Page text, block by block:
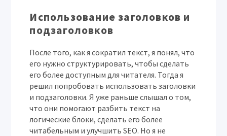
Использование заголовков и
подзаголовков
После того, как я сократил текст, я понял, что
его нужно структурировать, чтобы сделать
его более доступным для читателя. Тогда я
решил попробовать использовать заголовки
и подзаголовки. Я уже раньше слышал о том,
что они помогают разбить текст на
логические блоки, сделать его более
читабельным и улучшить SEO. Но я не